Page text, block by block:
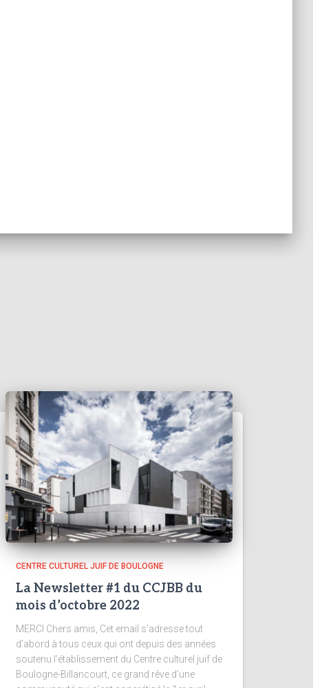
CENTRE CULTUREL JUIF DE BOULOGNE
La Newsletter #1 du CCJBB du
mois d’octobre 2022
MERCI Chers amis, Cet email s’adresse tout
d’abord à tous ceux qui ont depuis des années
soutenu l’établissement du Centre culturel juif de
Boulogne-Billancourt, ce grand rêve d’une